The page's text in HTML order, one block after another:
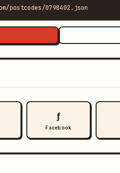
postcodes/0798402.json
ƒ
Facebook